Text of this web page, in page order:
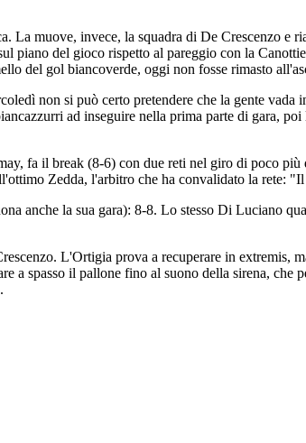
muove, invece, la squadra di De Crescenzo e
piano del gioco rispetto al pareggio con la
del gol biancoverde, oggi non fosse rimasto
non si può certo pretendere che la gente vada
ad inseguire nella prima parte di gara, poi
fa il break (8-6) con due reti nel giro di poco
Zedda, l'arbitro che ha convalidato la rete:
anche la sua gara): 8-8. Lo stesso Di Luciano
L'Ortigia prova a recuperare in extremis,
a spasso il pallone fino al suono della sirena, che